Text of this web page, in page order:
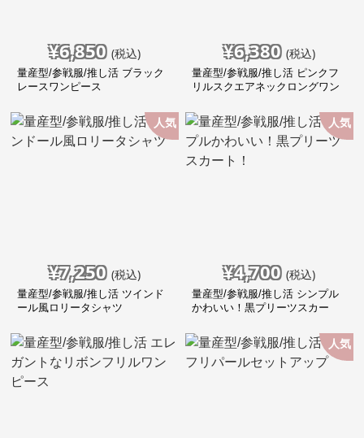
¥6,850 (税込)
量産型/参戦服/推し活 ブラック
レースワンピース
¥6,380 (税込)
量産型/参戦服/推し活 ピンクフ
リルスクエアネックロングワン
人気
¥7,250 (税込)
量産型/参戦服/推し活 ツインド
ール風ロリータシャツ
人気
¥4,700 (税込)
量産型/参戦服/推し活 シンプル
かわいい！黒プリーツスカー
人気